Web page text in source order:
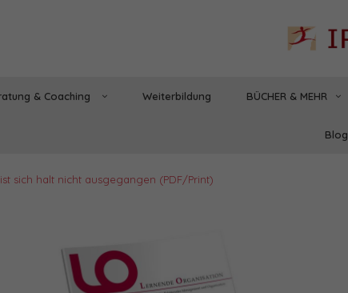
& Coaching Weiterbildung BÜCHER & MEHR
Blog
ist sich halt nicht ausgegangen (PDF/Print)